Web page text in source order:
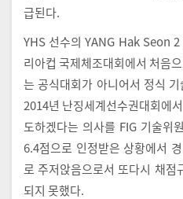
급된다.
YHS 선수의 YANG Hak Seon
리아컵 국제체조대회에서 처음
는 공식대회가 아니어서 정식
2014년 난징세계선수권대회에
도하겠다는 의사를 FIG 기술위
6.4점으로 인정받은 상황에서
로 주저앉음으로서 또다시 채
되지 못했다.